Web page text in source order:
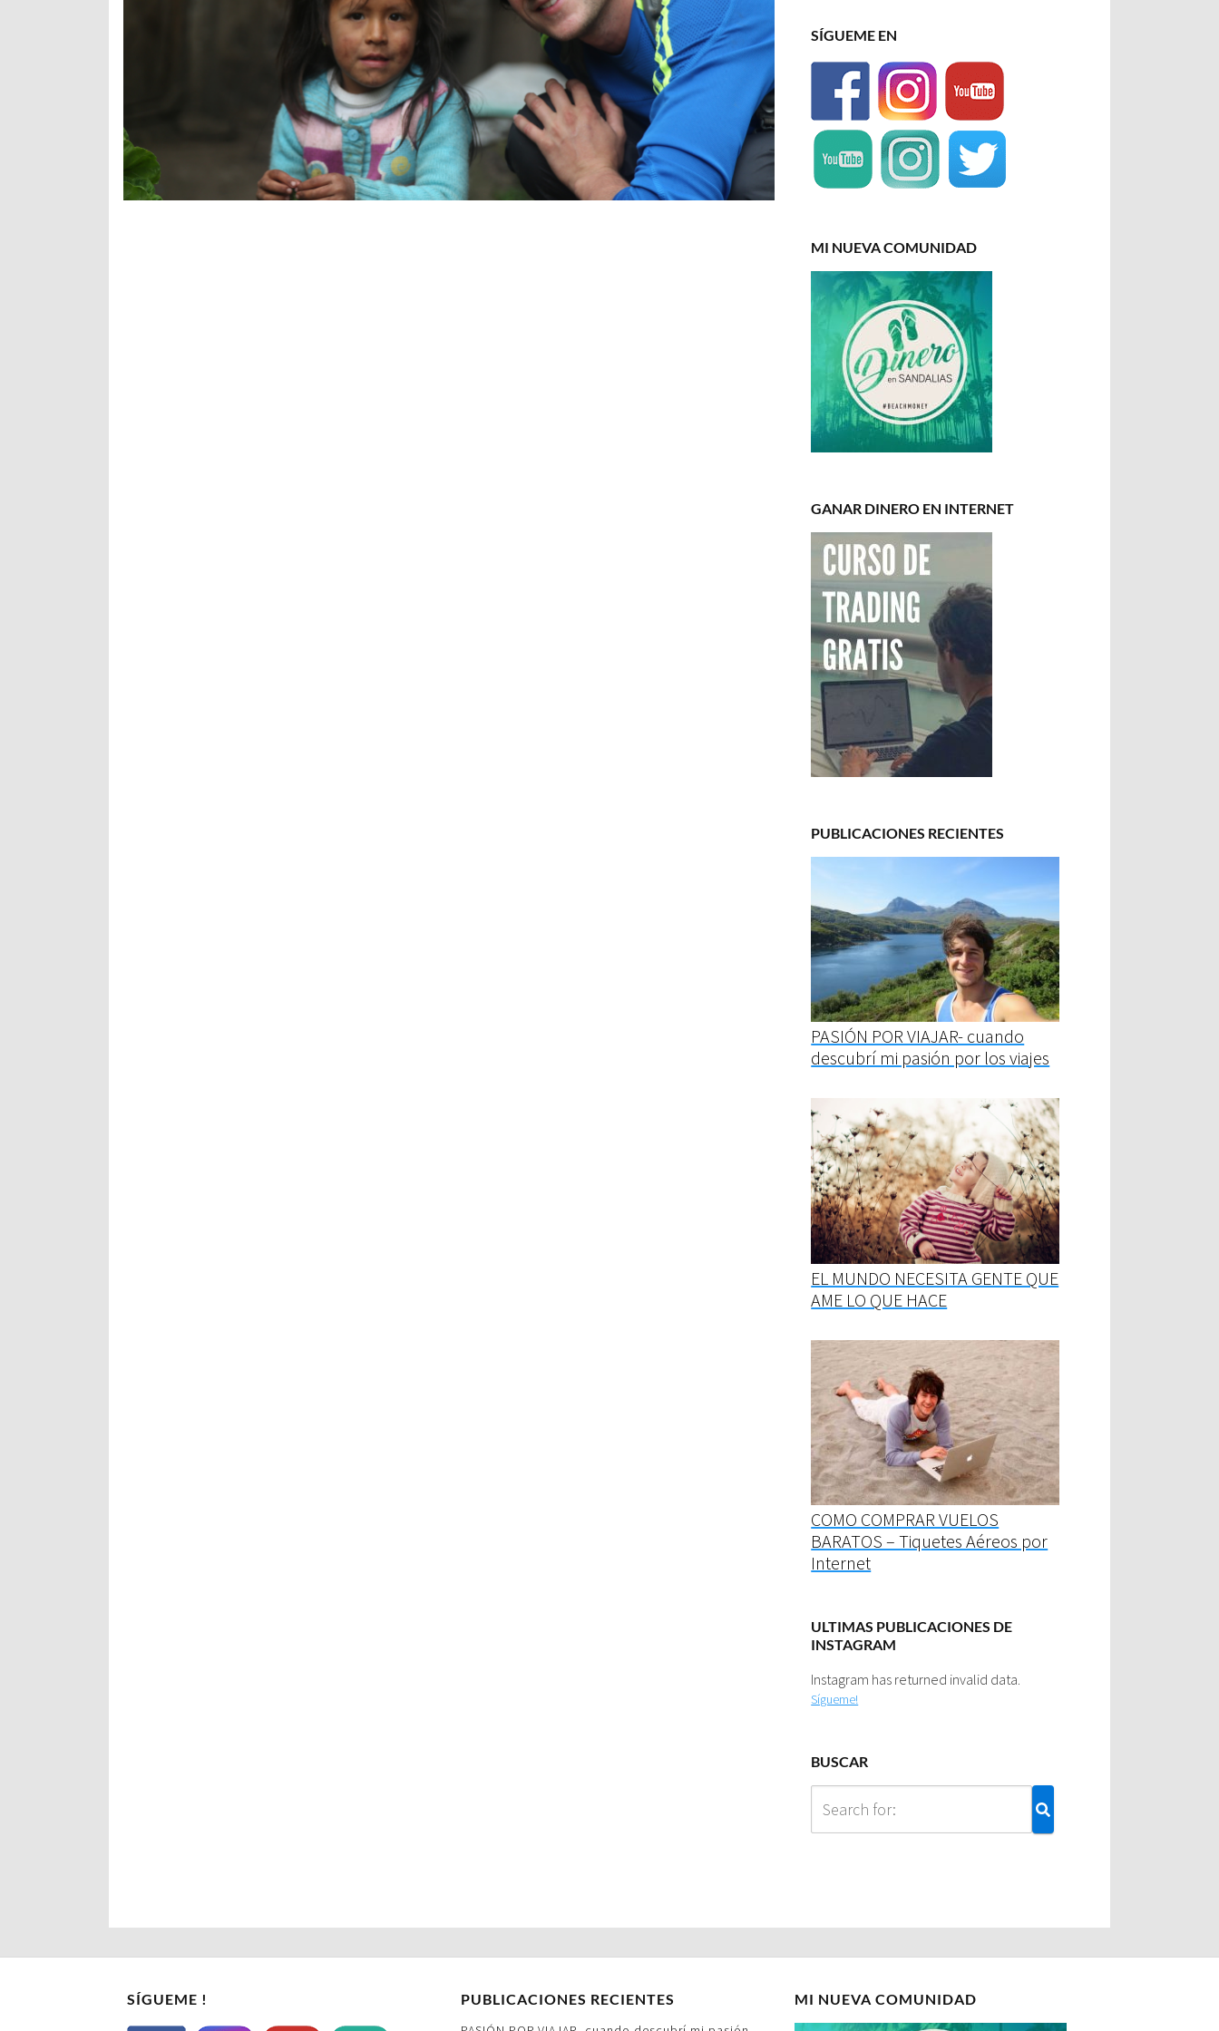
SÍGUEME EN
MI NUEVA COMUNIDAD
GANAR DINERO EN INTERNET
PUBLICACIONES RECIENTES
PASIÓN POR VIAJAR- cuando
descubrí mi pasión por los viajes
EL MUNDO NECESITA GENTE QUE
AME LO QUE HACE
COMO COMPRAR VUELOS
BARATOS – Tiquetes Aéreos por
Internet
ULTIMAS PUBLICACIONES DE
INSTAGRAM
Instagram has returned invalid data.
Sígueme!
BUSCAR
SÍGUEME ! PUBLICACIONES RECIENTES MI NUEVA COMUNIDAD